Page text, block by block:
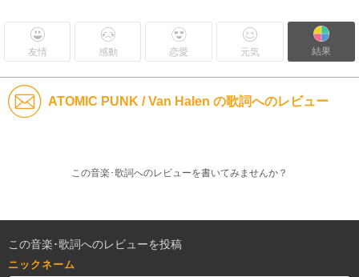
友情 感動 恋愛 元気 結果
ATOMIC PUNK / Van Halen の歌詞へのレビュー
この音楽･歌詞へのレビューを書いてみませんか？
この音楽･歌詞へのレビューを投稿
ニックネーム